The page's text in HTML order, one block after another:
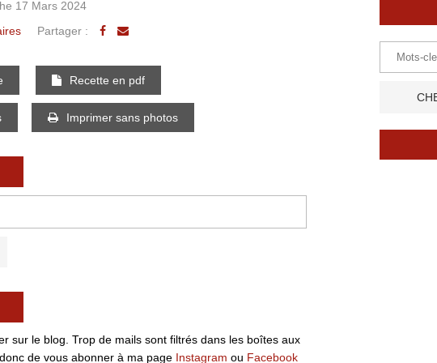
17 Mars 2024
Partager :
Recette en pdf
Imprimer sans photos
sur le blog. Trop de mails sont filtrés dans les boîtes aux
de vous abonner à ma page Instagram ou Facebook